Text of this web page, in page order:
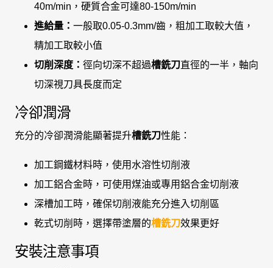
40m/min，硬質合金可達80-150m/min
進給量： 一般取0.05-0.3mm/齒，粗加工取較大值，
精加工取較小值
切削深度： 徑向切深不超過槽銑刀直徑的一半，軸向
切深視刀具長度而定
冷卻潤滑
充分的冷卻潤滑能顯著提升槽銑刀性能：
加工鋼鐵材料時，使用水溶性切削液
加工鋁合金時，可使用煤油或專用鋁合金切削液
深槽加工時，確保切削液能充分進入切削區
乾式切削時，選擇帶塗層的槽銑刀效果更好
安裝注意事項